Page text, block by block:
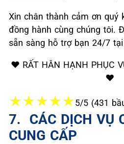
Xin chân thành cảm ơn quý
đồng hành cùng chúng tôi.
sẵn sàng hỗ trợ bạn 24/7
❤️ RẤT HÂN HẠNH PHỤC
❤️
★★★★★5/5 (431
7. ️ CÁC DỊCH VỤ
CUNG CẤP